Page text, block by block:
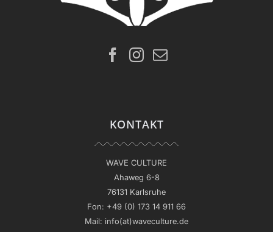
KONTAKT
WAVE CULTURE
Ahaweg 6-8
76131 Karlsruhe
Fon: +49 (0) 173 14 911 66
Mail: info(at)waveculture.de